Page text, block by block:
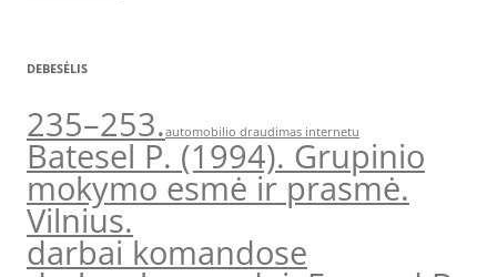
DEBESĖLIS
235–253.automobilio draudimas internetu
Batesel P. (1994). Grupinio
mokymo esmė ir prasmė.
Vilnius.
darbai komandose